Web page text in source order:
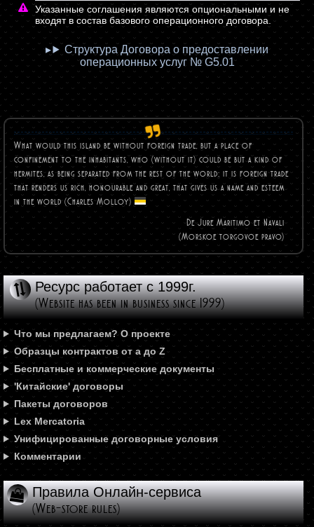
Указанные соглашения являются опциональными и не
входят в состав базового операционного договора.
Структура Договора о предоставлении
операционных услуг № G5.01
What would this island be without foreign trade, but a place of
confinement to the inhabitants, who (without it) could be but a kind of
hermites, as being separated from the rest of the world; it is foreign trade
that renders us rich, honourable and great, that gives us a name and esteem
in the world (CharlesMolloy)
De Jure Maritimo et Navali
(Morskoe torgovoe pravo)
Ресурс работает с 1999г.
(Website has been in business since 1999)
Что мы предлагаем? О проекте
Образцы контрактов от а до Z
Бесплатные и коммерческие документы
'Китайские' договоры
Пакеты договоров
Lex Mercatoria
Унифицированные договорные условия
Комментарии
Правила Онлайн-сервиса
(Web-store rules)